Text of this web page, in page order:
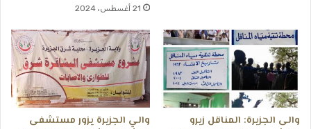
21 أغسطس، 2024
والى الجزيرة: المناقل زيرو
والي الجزيرة يزور مستشفى